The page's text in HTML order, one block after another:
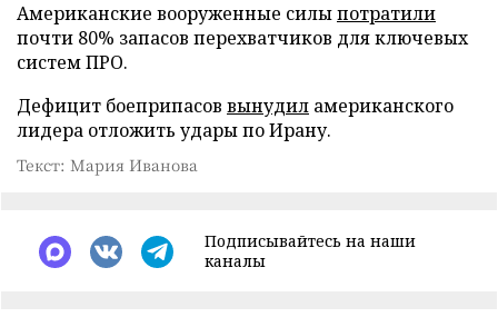
Американские вооруженные силыпотратили
почти 80% запасов перехватчиков для ключевых
систем ПРО.
Дефицит боеприпасов вынудил американского
лидера отложить удары по Ирану.
Текст: Мария Иванова
Подписывайтесь на наши
каналы